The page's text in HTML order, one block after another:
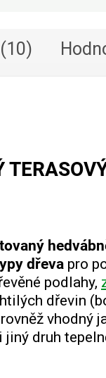
dřeva pro
podlahy,
dřevin
vhodný
jiný druh